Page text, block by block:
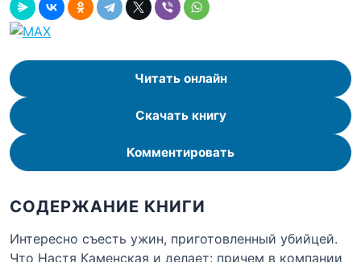
Читать онлайн
Скачать книгу
Комментировать
СОДЕРЖАНИЕ КНИГИ
Интересно съесть ужин, приготовленный убийцей.
Что Настя Каменская и делает: причем в компании